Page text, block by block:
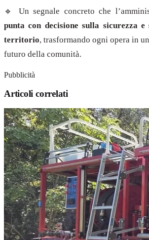
🔹 Un segnale concreto che
punta con decisione sulla sicurezza
territorio, trasformando ogni opera in
futuro della comunità.
Pubblicità
Articoli correlati